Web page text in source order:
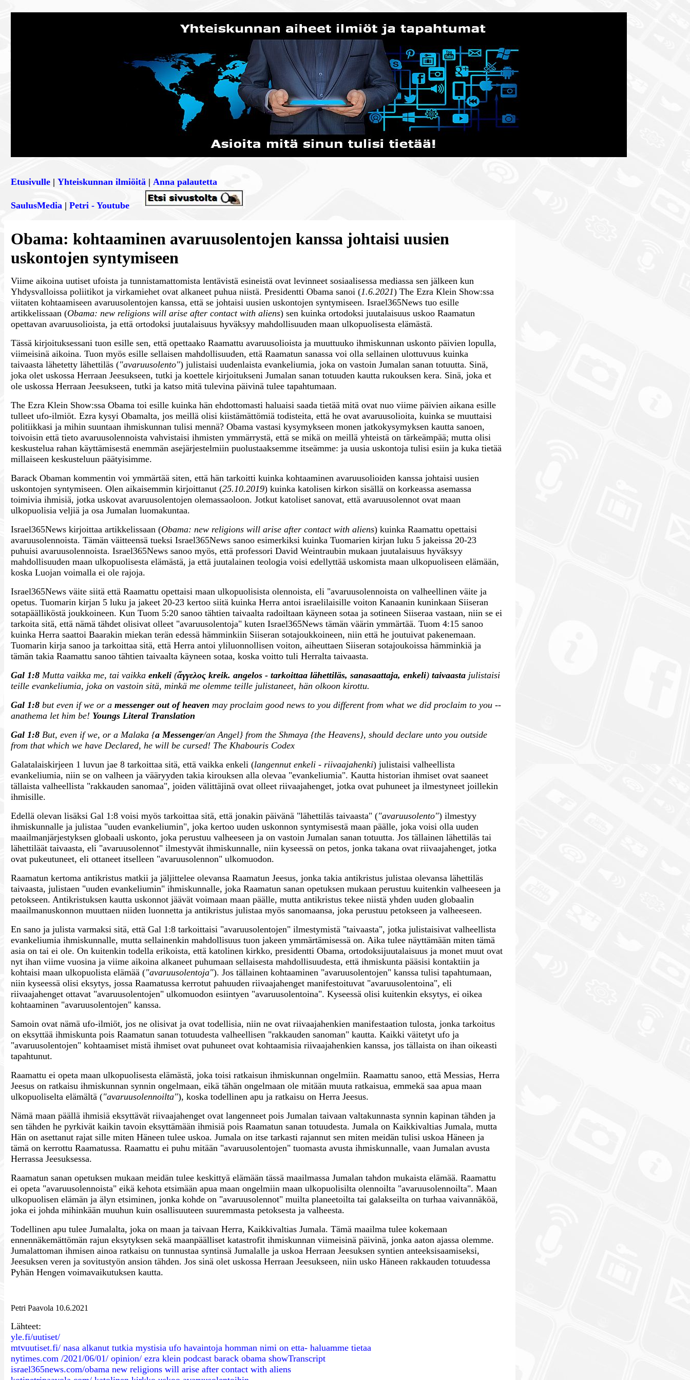
Etusivulle |Yhteiskunnan ilmiöitä |Anna palautetta
SaulusMedia |Petri - Youtube
Obama: kohtaaminen avaruusolentojen kanssa johtaisi uusien
uskontojen syntymiseen
Viime aikoina uutiset ufoista ja tunnistamattomista lentävistä esineistä ovat levinneet sosiaalisessa mediassa sen jälkeen kun
Yhdysvalloissa poliitikot ja virkamiehet ovat alkaneet puhua niistä. Presidentti Obama sanoi (1.6.2021) The Ezra Klein Show:ssa
viitaten kohtaamiseen avaruusolentojen kanssa, että se johtaisi uusien uskontojen syntymiseen. Israel365News tuo esille
artikkelissaan (Obama: new religions will arise after contact with aliens) sen kuinka ortodoksi juutalaisuus uskoo Raamatun
opettavan avaruusolioista, ja että ortodoksi juutalaisuus hyväksyy mahdollisuuden maan ulkopuolisesta elämästä.
Tässä kirjoituksessani tuon esille sen, että opettaako Raamattu avaruusolioista ja muuttuuko ihmiskunnan uskonto päivien lopulla,
viimeisinä aikoina. Tuon myös esille sellaisen mahdollisuuden, että Raamatun sanassa voi olla sellainen ulottuvuus kuinka
taivaasta lähetetty lähettiläs ("avaruusolento") julistaisi uudenlaista evankeliumia, joka on vastoin Jumalan sanan totuutta. Sinä,
joka olet uskossa Herraan Jeesukseen, tutki ja koettele kirjoitukseni Jumalan sanan totuuden kautta rukouksen kera. Sinä, joka et
ole uskossa Herraan Jeesukseen, tutki ja katso mitä tulevina päivinä tulee tapahtumaan.
The Ezra Klein Show:ssa Obama toi esille kuinka hän ehdottomasti haluaisi saada tietää mitä ovat nuo viime päivien aikana esille
tulleet ufo-ilmiöt. Ezra kysyi Obamalta, jos meillä olisi kiistämättömiä todisteita, että he ovat avaruusolioita, kuinka se muuttaisi
politiikkasi ja mihin suuntaan ihmiskunnan tulisi mennä? Obama vastasi kysymykseen monen jatkokysymyksen kautta sanoen,
toivoisin että tieto avaruusolennoista vahvistaisi ihmisten ymmärrystä, että se mikä on meillä yhteistä on tärkeämpää; mutta olisi
keskustelua rahan käyttämisestä enemmän asejärjestelmiin puolustaaksemme itseämme: ja uusia uskontoja tulisi esiin ja kuka tietää
millaiseen keskusteluun päätyisimme.
Barack Obaman kommentin voi ymmärtää siten, että hän tarkoitti kuinka kohtaaminen avaruusolioiden kanssa johtaisi uusien
uskontojen syntymiseen. Olen aikaisemmin kirjoittanut (25.10.2019) kuinka katolisen kirkon sisällä on korkeassa asemassa
toimivia ihmisiä, jotka uskovat avaruusolentojen olemassaoloon. Jotkut katoliset sanovat, että avaruusolennot ovat maan
ulkopuolisia veljiä ja osa Jumalan luomakuntaa.
Israel365News kirjoittaa artikkelissaan (Obama: new religions will arise after contact with aliens) kuinka Raamattu opettaisi
avaruusolennoista. Tämän väitteensä tueksi Israel365News sanoo esimerkiksi kuinka Tuomarien kirjan luku 5 jakeissa 20-23
puhuisi avaruusolennoista. Israel365News sanoo myös, että professori David Weintraubin mukaan juutalaisuus hyväksyy
mahdollisuuden maan ulkopuolisesta elämästä, ja että juutalainen teologia voisi edellyttää uskomista maan ulkopuoliseen elämään,
koska Luojan voimalla ei ole rajoja.
Israel365News väite siitä että Raamattu opettaisi maan ulkopuolisista olennoista, eli "avaruusolennoista on valheellinen väite ja
opetus. Tuomarin kirjan 5 luku ja jakeet 20-23 kertoo siitä kuinka Herra antoi israelilaisille voiton Kanaanin kuninkaan Siiseran
sotapäälliköstä joukkoineen. Kun Tuom 5:20 sanoo tähtien taivaalta radoiltaan käyneen sotaa ja sotineen Siiseraa vastaan, niin se ei
tarkoita sitä, että nämä tähdet olisivat olleet "avaruusolentoja" kuten Israel365News tämän väärin ymmärtää. Tuom 4:15 sanoo
kuinka Herra saattoi Baarakin miekan terän edessä hämminkiin Siiseran sotajoukkoineen, niin että he joutuivat pakenemaan.
Tuomarin kirja sanoo ja tarkoittaa sitä, että Herra antoi yliluonnollisen voiton, aiheuttaen Siiseran sotajoukoissa hämminkiä ja
tämän takia Raamattu sanoo tähtien taivaalta käyneen sotaa, koska voitto tuli Herralta taivaasta.
Gal 1:8 Mutta vaikka me, tai vaikkaenkeli(ἄγγελοςkreik. angelos - tarkoittaa lähettiläs, sanasaattaja, enkeli)taivaasta julistaisi
teille evankeliumia, joka on vastoin sitä, minkä me olemme teille julistaneet, hän olkoon kirottu.
Gal 1:8 but even if we or amessenger out of heavenmay proclaim good news to you different from what we did proclaim to you --
anathema let him be! Youngs Literal Translation
Gal 1:8 But, even if we, or a Malaka {a Messenger/an Angel} from the Shmaya {the Heavens}, should declare unto you outside
from that which we have Declared, he will be cursed! The Khabouris Codex
Galatalaiskirjeen 1 luvun jae 8 tarkoittaa sitä, että vaikka enkeli (langennut enkeli - riivaajahenki) julistaisi valheellista
evankeliumia, niin se on valheen ja vääryyden takia kirouksen alla olevaa "evankeliumia". Kautta historian ihmiset ovat saaneet
tällaista valheellista "rakkauden sanomaa", joiden välittäjinä ovat olleet riivaajahenget, jotka ovat puhuneet ja ilmestyneet joillekin
ihmisille.
Edellä olevan lisäksi Gal 1:8 voisi myös tarkoittaa sitä, että jonakin päivänä "lähettiläs taivaasta" ("avaruusolento") ilmestyy
ihmiskunnalle ja julistaa "uuden evankeliumin", joka kertoo uuden uskonnon syntymisestä maan päälle, joka voisi olla uuden
maailmanjärjestyksen globaali uskonto, joka perustuu valheeseen ja on vastoin Jumalan sanan totuutta. Jos tällainen lähettiläs tai
lähettiläät taivaasta, eli "avaruusolennot" ilmestyvät ihmiskunnalle, niin kyseessä on petos, jonka takana ovat riivaajahenget, jotka
ovat pukeutuneet, eli ottaneet itselleen "avaruusolennon" ulkomuodon.
Raamatun kertoma antikristus matkii ja jäljittelee olevansa Raamatun Jeesus, jonka takia antikristus julistaa olevansa lähettiläs
taivaasta, julistaen "uuden evankeliumin" ihmiskunnalle, joka Raamatun sanan opetuksen mukaan perustuu kuitenkin valheeseen ja
petokseen. Antikristuksen kautta uskonnot jäävät voimaan maan päälle, mutta antikristus tekee niistä yhden uuden globaalin
maailmanuskonnon muuttaen niiden luonnetta ja antikristus julistaa myös sanomaansa, joka perustuu petokseen ja valheeseen.
En sano ja julista varmaksi sitä, että Gal 1:8 tarkoittaisi "avaruusolentojen" ilmestymistä "taivaasta", jotka julistaisivat valheellista
evankeliumia ihmiskunnalle, mutta sellainenkin mahdollisuus tuon jakeen ymmärtämisessä on. Aika tulee näyttämään miten tämä
asia on tai ei ole. On kuitenkin todella erikoista, että katolinen kirkko, presidentti Obama, ortodoksijuutalaisuus ja monet muut ovat
nyt ihan viime vuosina ja viime aikoina alkaneet puhumaan sellaisesta mahdollisuudesta, että ihmiskunta pääsisi kontaktiin ja
kohtaisi maan ulkopuolista elämää ("avaruusolentoja"). Jos tällainen kohtaaminen "avaruusolentojen" kanssa tulisi tapahtumaan,
niin kyseessä olisi eksytys, jossa Raamatussa kerrotut pahuuden riivaajahenget manifestoituvat "avaruusolentoina", eli
riivaajahenget ottavat "avaruusolentojen" ulkomuodon esiintyen "avaruusolentoina". Kyseessä olisi kuitenkin eksytys, ei oikea
kohtaaminen "avaruusolentojen" kanssa.
Samoin ovat nämä ufo-ilmiöt, jos ne olisivat ja ovat todellisia, niin ne ovat riivaajahenkien manifestaation tulosta, jonka tarkoitus
on eksyttää ihmiskunta pois Raamatun sanan totuudesta valheellisen "rakkauden sanoman" kautta. Kaikki väitetyt ufo ja
"avaruusolentojen" kohtaamiset mistä ihmiset ovat puhuneet ovat kohtaamisia riivaajahenkien kanssa, jos tällaista on ihan oikeasti
tapahtunut.
Raamattu ei opeta maan ulkopuolisesta elämästä, joka toisi ratkaisun ihmiskunnan ongelmiin. Raamattu sanoo, että Messias, Herra
Jeesus on ratkaisu ihmiskunnan synnin ongelmaan, eikä tähän ongelmaan ole mitään muuta ratkaisua, emmekä saa apua maan
ulkopuoliselta elämältä ("avaruusolennoilta"), koska todellinen apu ja ratkaisu on Herra Jeesus.
Nämä maan päällä ihmisiä eksyttävät riivaajahenget ovat langenneet pois Jumalan taivaan valtakunnasta synnin kapinan tähden ja
sen tähden he pyrkivät kaikin tavoin eksyttämään ihmisiä pois Raamatun sanan totuudesta. Jumala on Kaikkivaltias Jumala, mutta
Hän on asettanut rajat sille miten Häneen tulee uskoa. Jumala on itse tarkasti rajannut sen miten meidän tulisi uskoa Häneen ja
tämä on kerrottu Raamatussa. Raamattu ei puhu mitään "avaruusolentojen" tuomasta avusta ihmiskunnalle, vaan Jumalan avusta
Herrassa Jeesuksessa.
Raamatun sanan opetuksen mukaan meidän tulee keskittyä elämään tässä maailmassa Jumalan tahdon mukaista elämää. Raamattu
ei opeta "avaruusolennoista" eikä kehota etsimään apua maan ongelmiin maan ulkopuolisilta olennoilta "avaruusolennoilta". Maan
ulkopuolisen elämän ja älyn etsiminen, jonka kohde on "avaruusolennot" muilta planeetoilta tai galakseilta on turhaa vaivannäköä,
joka ei johda mihinkään muuhun kuin osallisuuteen suuremmasta petoksesta ja valheesta.
Todellinen apu tulee Jumalalta, joka on maan ja taivaan Herra, Kaikkivaltias Jumala. Tämä maailma tulee kokemaan
ennennäkemättömän rajun eksytyksen sekä maanpäälliset katastrofit ihmiskunnan viimeisinä päivinä, jonka aaton ajassa olemme.
Jumalattoman ihmisen ainoa ratkaisu on tunnustaa syntinsä Jumalalle ja uskoa Herraan Jeesuksen syntien anteeksisaamiseksi,
Jeesuksen veren ja sovitustyön ansion tähden. Jos sinä olet uskossa Herraan Jeesukseen, niin usko Häneen rakkauden totuudessa
Pyhän Hengen voimavaikutuksen kautta.
Petri Paavola 10.6.2021
Lähteet:
yle.fi/uutiset/
mtvuutiset.fi/ nasa alkanut tutkia mystisia ufo havaintoja homman nimi on etta- haluamme tietaa
nytimes.com /2021/06/01/ opinion/ ezra klein podcast barack obama showTranscript
israel365news.com/obama new religions will arise after contact with aliens